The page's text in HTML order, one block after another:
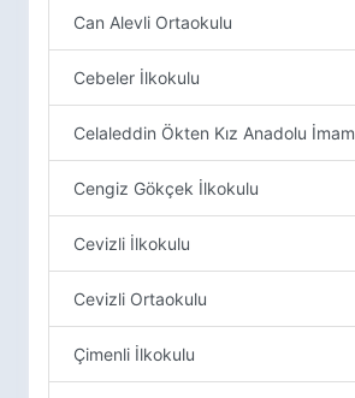
Can Alevli Ortaokulu
Cebeler İlkokulu
Celaleddin Ökten Kız Anadolu
Cengiz Gökçek İlkokulu
Cevizli İlkokulu
Cevizli Ortaokulu
Çimenli İlkokulu